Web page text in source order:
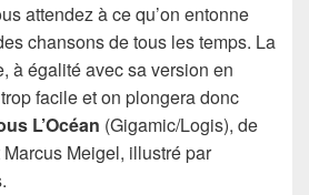
attendez à ce qu’on entonne
chansons de tous les temps. La
à égalité avec sa version en
facile et on plongera donc
L’Océan (Gigamic/Logis), de
Meigel, illustré par